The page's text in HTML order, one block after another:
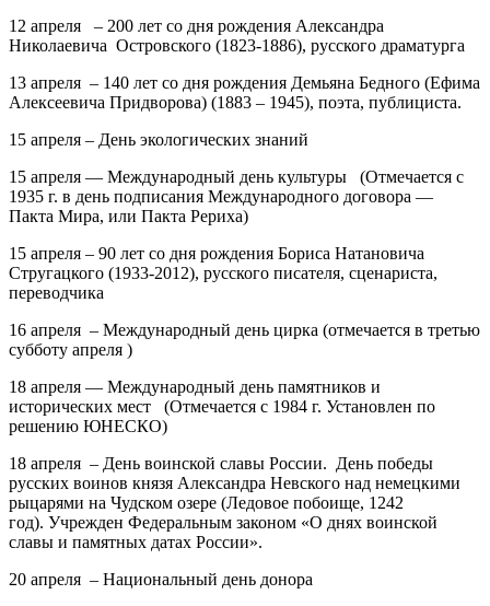
12 апреля – 200 лет со дня рождения Александра
Николаевича Островского (1823-1886), русского драматурга
13 апреля – 140 лет со дня рождения Демьяна Бедного (Ефима
Алексеевича Придворова) (1883 – 1945), поэта, публициста.
15 апреля – День экологических знаний
15 апреля — Международный день культуры (Отмечается с
1935 г. в день подписания Международного договора —
Пакта Мира, или Пакта Рериха)
15 апреля – 90 лет со дня рождения Бориса Натановича
Стругацкого (1933-2012), русского писателя, сценариста,
переводчика
16 апреля – Международный день цирка (отмечается в третью
субботу апреля )
18 апреля — Международный день памятников и
исторических мест (Отмечается с 1984 г. Установлен по
решению ЮНЕСКО)
18 апреля – День воинской славы России. День победы
русских воинов князя Александра Невского над немецкими
рыцарями на Чудском озере (Ледовое побоище, 1242
год). Учрежден Федеральным законом «О днях воинской
славы и памятных датах России».
20 апреля – Национальный день донора